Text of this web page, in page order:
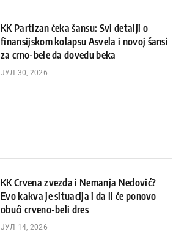
KK Partizan čeka šansu: Svi detalji o
finansijskom kolapsu Asvela i novoj šansi
za crno-bele da dovedu beka
ЈУЛ 30, 2026
KK Crvena zvezda i Nemanja Nedović?
Evo kakva je situacija i da li će ponovo
obući crveno-beli dres
ЈУЛ 14, 2026